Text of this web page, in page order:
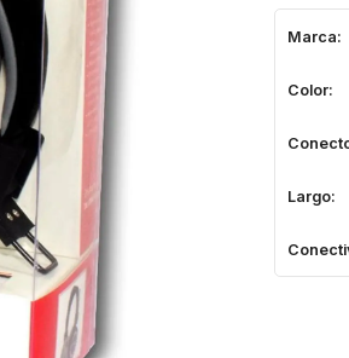
Marca:
Color:
Largo: